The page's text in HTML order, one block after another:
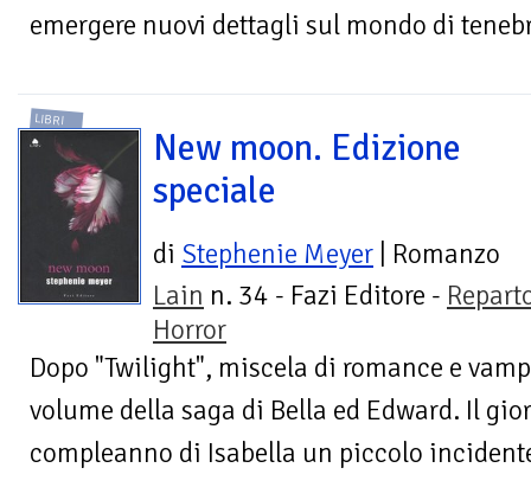
emergere nuovi dettagli sul mondo di
LIBRI
New moon. Edizione
speciale
di Stephenie Meyer | Romanzo
Lain n. 34 - Fazi Editore -
Horror
Dopo "Twilight", miscela di romance e
volume della saga di Bella ed Edward. Il
compleanno di Isabella un piccolo